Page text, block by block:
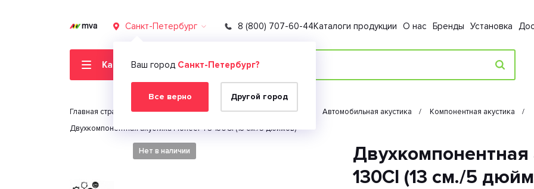
Санкт-Петербург
Ваш город Санкт-Петербург?
Все верно Другой город
8 (800) 707-60-44Каталоги продукции О нас Бренды Установка
Каталог товаров
Главная страница Автомобильная электроника Автозвук Автомобильная акустика
Компонентная акустика
Двухкомпонентная акустика Pioneer TS-130CI (13 см./5 дюймов)
Нет в наличии
Двухкомпонентная
130CI (13 см./5